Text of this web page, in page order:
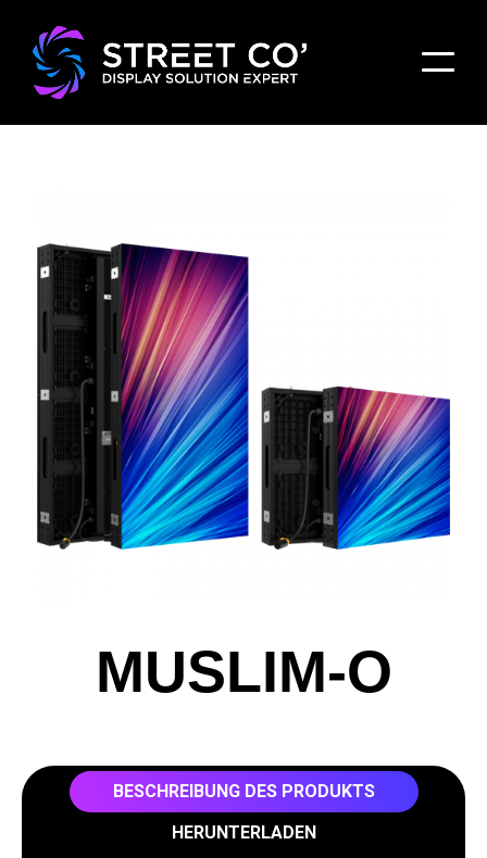
MUSLIM-O
BESCHREIBUNG DES PRODUKTS
HERUNTERLADEN